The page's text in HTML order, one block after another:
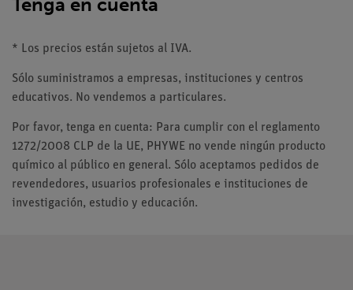
* Los precios están sujetos al IVA.
Sólo suministramos a empresas, instituciones y centros
educativos. No vendemos a particulares.
Por favor, tenga en cuenta: Para cumplir con el reglamento
1272/2008 CLP de la UE, PHYWE no vende ningún producto
químico al público en general. Sólo aceptamos pedidos de
revendedores, usuarios profesionales e instituciones de
investigación, estudio y educación.